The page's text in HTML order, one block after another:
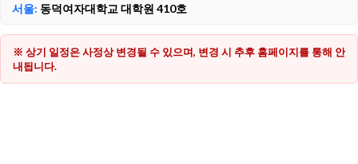
서울: 동덕여자대학교 대학원 410호
※ 상기 일정은 사정상 변경될 수 있으며, 변경 시 추후 홈페이지를 통해 안
내됩니다.